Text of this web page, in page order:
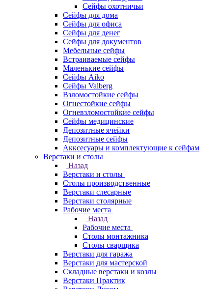
Сейфы охотничьи
Cейфы для дома
Cейфы для офиса
Сейфы для денег
Сейфы для документов
Мебельные сейфы
Встраиваемые сейфы
Маленькие сейфы
Сейфы Aiko
Сейфы Valberg
Взломостойкие сейфы
Огнестойкие сейфы
Огневзломостойкие сейфы
Сейфы медицинские
Депозитные ячейки
Депозитные сейфы
Акксесуары и комплектующие к сейфам
Верстаки и столы
Назад
Верстаки и столы
Столы производственные
Верстаки слесарные
Верстаки столярные
Рабочие места
Назад
Рабочие места
Столы монтажника
Столы сварщика
Верстаки для гаража
Верстаки для мастерской
Складные верстаки и козлы
Верстаки Практик